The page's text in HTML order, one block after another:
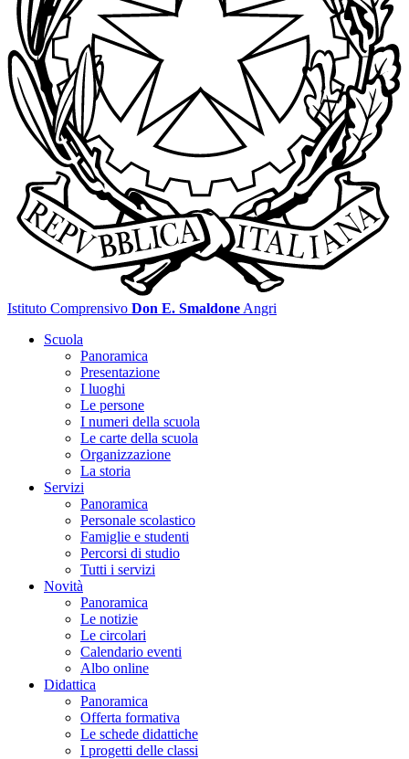
Istituto Comprensivo Don E. Smaldone Angri
Scuola
Panoramica
Presentazione
I luoghi
Le persone
I numeri della scuola
Le carte della scuola
Organizzazione
La storia
Servizi
Panoramica
Personale scolastico
Famiglie e studenti
Percorsi di studio
Tutti i servizi
Novità
Panoramica
Le notizie
Le circolari
Calendario eventi
Albo online
Didattica
Panoramica
Offerta formativa
Le schede didattiche
I progetti delle classi